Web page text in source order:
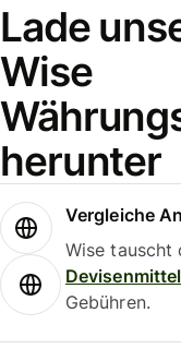
Lade
Wise
herunter
Vergleiche
Wise tauscht
Gebühren.